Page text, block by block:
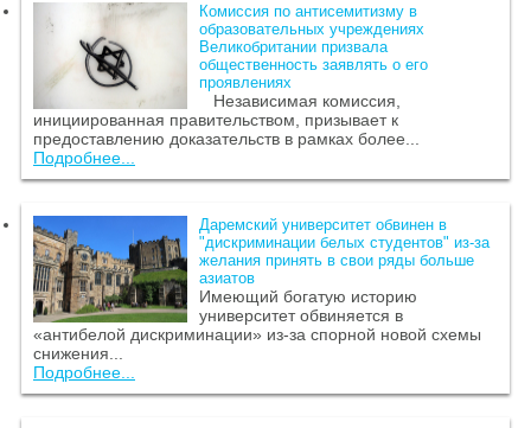
Комиссия по антисемитизму в
образовательных учреждениях
Великобритании призвала
общественность заявлять о его
проявлениях
Независимая комиссия,
инициированная правительством, призывает к
предоставлению доказательств в рамках более...
Подробнее...
Даремский университет обвинен в
"дискриминации белых студентов" из-за
желания принять в свои ряды больше
азиатов
Имеющий богатую историю
университет обвиняется в
«антибелой дискриминации» из-за спорной новой схемы
снижения...
Подробнее...